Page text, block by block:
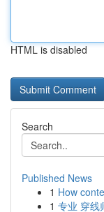
HTML is disabled
Search
Published News
1 How
1 专业 穿线